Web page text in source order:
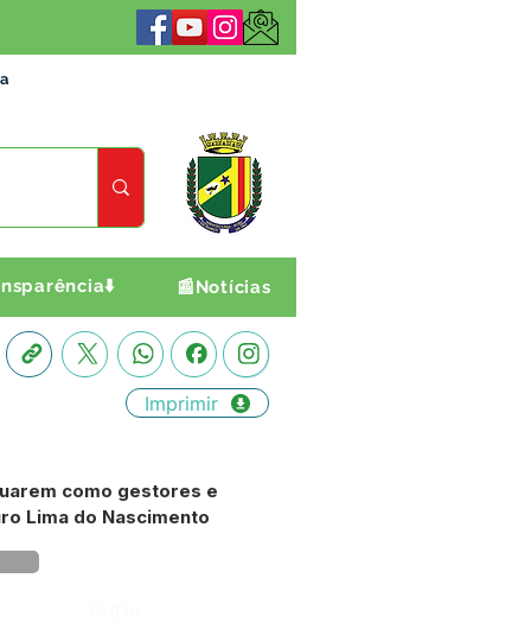
📰Notícias
Imprimir
como gestores e
Lima do Nascimento